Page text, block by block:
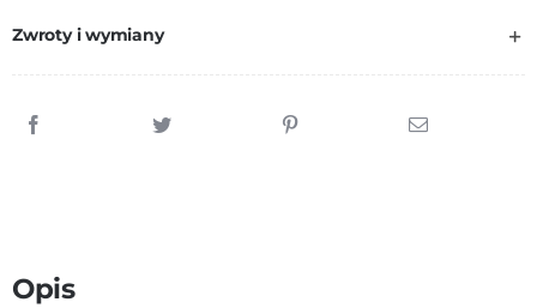
Zwroty i wymiany
Opis